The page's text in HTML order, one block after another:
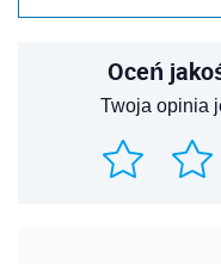
Oceń
Twoja opinia